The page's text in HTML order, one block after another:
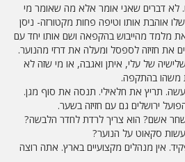
לא דברים שאני אומר אלא מה שאומר מי
אוהבת אותו וטיפה פחות מקטורזה- ניסן
מלמד מהייבוש בהקפאה ושם אותו יחד עם
את חזיזה לספסל ומעלה את דרזי מהנוער.
של עלי, איתן ואגבה, או מי שזה לא
משהו בהתקפה.
תריץ את חלאילי. תנסה את סוף מגן.
ירושלים גם עם חזיזה בשער.
אשם? הוא צריך לרדת לחדר הלבשה?
סקאוט על הנוער?
אין מנהלים מקצועיים בארץ. אתה רוצה